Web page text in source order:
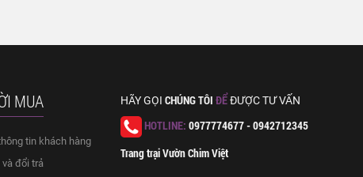
MUA
tin khách hàng
và đổi trả
HÃY GỌI CHÚNG TÔI ĐỂĐƯỢC TƯ VẤN
HOTLINE: 0977774677 - 0942712345
Trang trại Vườn Chim Việt